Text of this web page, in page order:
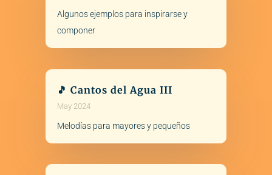
Algunos ejemplos para inspirarse y
componer
🎵 Cantos del Agua III
May 2024
Melodías para mayores y pequeños